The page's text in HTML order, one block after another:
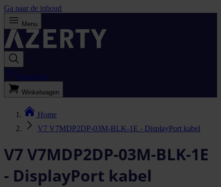
Ga naar de inhoud
Menu
Bestellijst
Winkelwagen
Home
V7 V7MDP2DP-03M-BLK-1E - DisplayPort kabel
V7 V7MDP2DP-03M-BLK-1E
- DisplayPort kabel